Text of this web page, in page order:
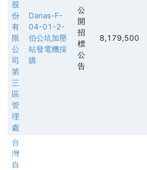
股
份
有
限
公
司
第
三
區
管
理
處
Danas-F-
04-01-2-
伯公坑加壓
站發電機採
購
公
開
招
標
公
告
8,179,500
台
灣
自